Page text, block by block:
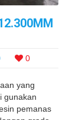
0
yang
gunakan
pemanas